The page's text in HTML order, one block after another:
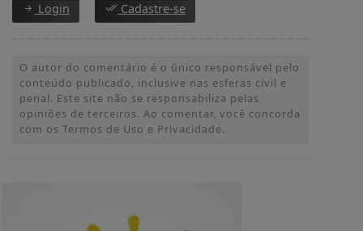
Publicado por:
Olímpia Minha Cidade